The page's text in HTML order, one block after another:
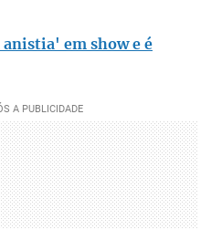
em show e é